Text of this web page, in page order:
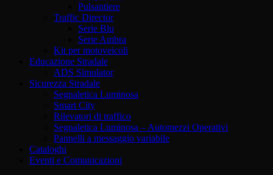
Pulsantiere
Traffic Director
Serie Blu
Serie Ambra
Kit per motoveicoli
Educazione Stradale
ADS Simulator
Sicurezza Stradale
Segnaletica Luminosa
Smart City
Rilevatori di traffico
Segnaletica Luminosa – Automezzi Operativi
Pannelli a messaggio variabile
Cataloghi
Eventi e Comunicazioni